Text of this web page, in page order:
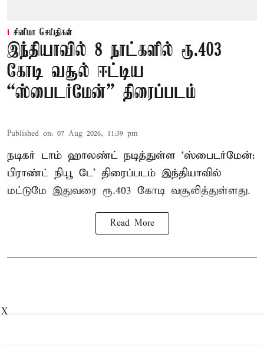
சினிமா செய்திகள்
இந்தியாவில் 8 நாட்களில் ரூ.403
கோடி வசூல் ஈட்டிய
“ஸ்பைடர்மேன்” திரைப்படம்
Published on: 07 Aug 2026, 11:39 pm
நடிகர் டாம் ஹாலண்ட் நடித்துள்ள ‘ஸ்பைடர்மேன்:
பிராண்ட் நியூ டே’ திரைப்படம் இந்தியாவில்
மட்டுமே இதுவரை ரூ.403 கோடி வசூலித்துள்ளது.
Read More
X